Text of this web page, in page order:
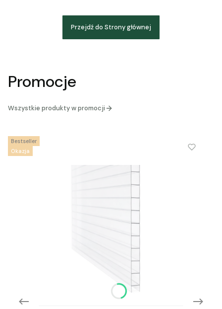
Przejdź do Strony głównej
Promocje
Wszystkie produkty w promocji
Okazja
Bestseller